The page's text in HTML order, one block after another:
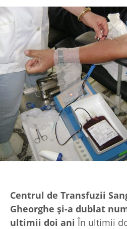
Centrul de Transfuzii
Gheorghe și-a dublat
ultimii doi ani În ultimii